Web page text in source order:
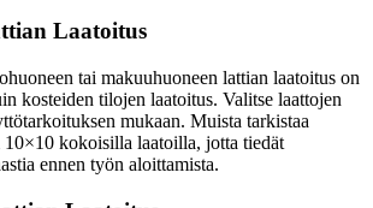
Laatoitus
tai makuuhuoneen lattian laatoitus on
kosteiden tilojen laatoitus. Valitse laattojen
mukaan. Muista tarkistaa
10×10 kokoisilla laatoilla, jotta tiedät
ennen työn aloittamista.